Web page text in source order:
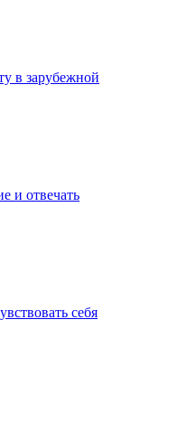
в зарубежной
и отвечать
себя